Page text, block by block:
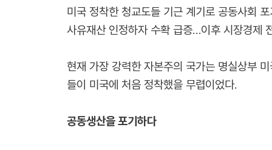
미국 정착한 청교도들 기근 계기로 공동사회
사유재산 인정하자 수확 급증…이후 시장경제
현재 가장 강력한 자본주의 국가는 명실상부
들이 미국에 처음 정착했을 무렵이었다.
공동생산을 포기하다